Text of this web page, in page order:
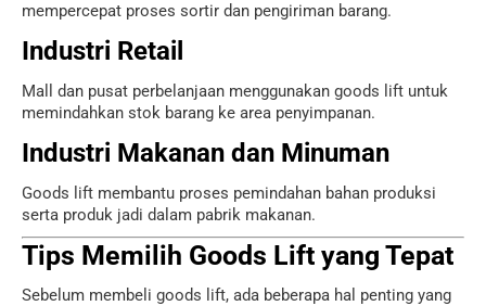
mempercepat proses sortir dan pengiriman barang.
Industri Retail
Mall dan pusat perbelanjaan menggunakan goods lift untuk
memindahkan stok barang ke area penyimpanan.
Industri Makanan dan Minuman
Goods lift membantu proses pemindahan bahan produksi
serta produk jadi dalam pabrik makanan.
Tips Memilih Goods Lift yang Tepat
Sebelum membeli goods lift, ada beberapa hal penting yang